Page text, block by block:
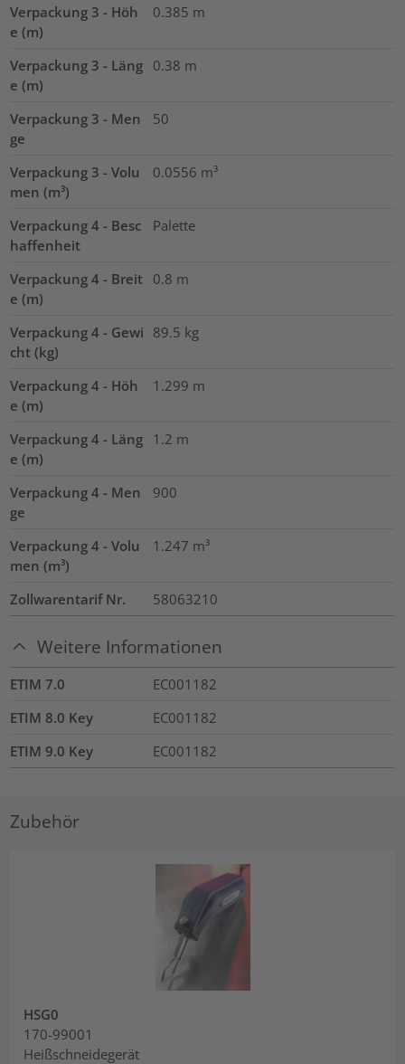
Verpackung 3 - Höh
e (m)
0.385 m
Verpackung 3 - Läng
e (m)
0.38 m
Verpackung 3 - Men
ge
50
Verpackung 3 - Volu
men (m³)
0.0556 m³
Verpackung 4 - Besc
haffenheit
Palette
Verpackung 4 - Breit
e (m)
0.8 m
Verpackung 4 - Gewi
cht (kg)
89.5 kg
Verpackung 4 - Höh
e (m)
1.299 m
Verpackung 4 - Läng
e (m)
1.2 m
Verpackung 4 - Men
ge
900
Verpackung 4 - Volu
men (m³)
1.247 m³
Zollwarentarif Nr. 58063210
Weitere Informationen
ETIM 7.0
EC001182
ETIM 8.0 Key
EC001182
ETIM 9.0 Key
EC001182
Zubehör
HSG0
170-99001
Heißschneidegerät